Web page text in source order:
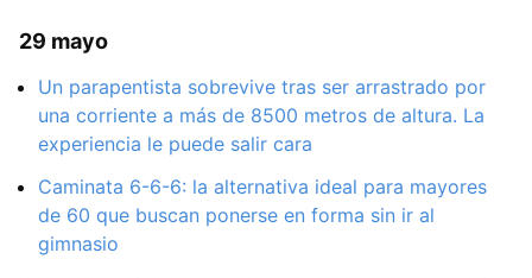
29 mayo
Un parapentista sobrevive tras ser arrastrado por
una corriente a más de 8500 metros de altura. La
experiencia le puede salir cara
Caminata 6-6-6: la alternativa ideal para mayores
de 60 que buscan ponerse en forma sin ir al
gimnasio